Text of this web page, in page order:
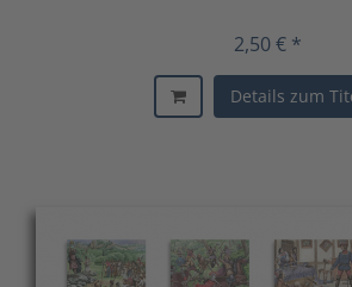
2,50 € *
Details zum